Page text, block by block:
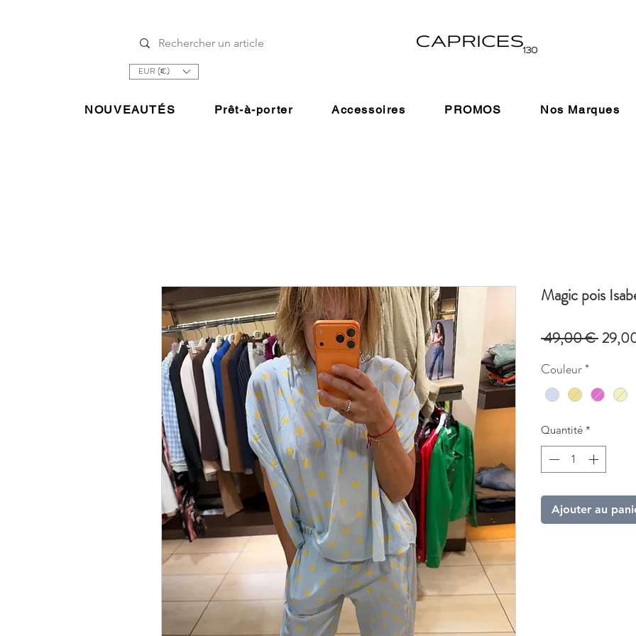
EUR (€)
NOUVEAUTÉS Prêt-à-porter Accessoires PROMOS Nos Marques
Magic pois
49,00 € Prix
Couleur*
Quantité *
Ajouter au